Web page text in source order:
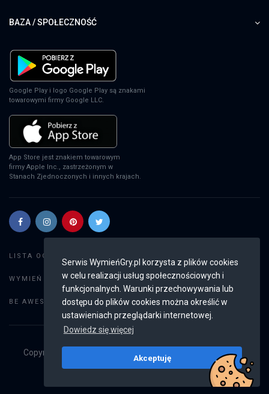
Serwis WymieńGry.pl korzysta z plików cookies
w celu realizacji usług społecznościowych i
funkcjonalnych. Warunki przechowywania lub
dostępu do plików cookies można określić w
ustawieniach przeglądarki internetowej.
Dowiedz się więcej
Akceptuję
BAZA / SPOŁECZNOŚĆ
Google Play i logo Google Play są znakami
towarowymi firmy Google LLC.
App Store jest znakiem towarowym
firmy Apple Inc., zastrzeżonym w
Stanach Zjednoczonych i innych krajach.
LISTA OGŁOSZEŃ:
WYMIEŃ GRY: Dodaj ogłoszenie
BE AWESOME: Weryfikacja konta
Copyright © 2019 - 2026
Wszystkie prawa
v2.8.4